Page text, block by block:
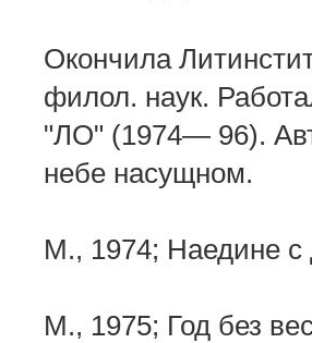
Окончила
филол. наук.
"ЛО" (1974— 96).
небе насущном.
М., 1974; Наедине с
М., 1975; Год без